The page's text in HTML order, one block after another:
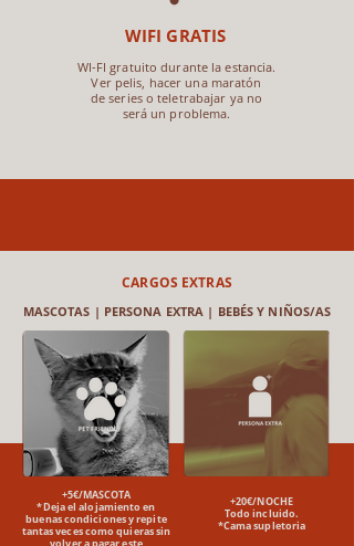
WIFI GRATIS
WI-FI gratuito durante la estancia.
Ver pelis, hacer una maratón
de series o teletrabajar ya no
será un problema.
CARGOS EXTRAS
MASCOTAS | PERSONA EXTRA | BEBÉS Y NIÑOS/AS
+20€/NOCHE
Todo incluido.​
*Cama supletoria
+5€/MASCOTA​
*Deja el alojamiento en
buenas condiciones y repite
tantas veces como quieras sin
volver a pagar este